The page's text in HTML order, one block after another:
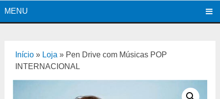
MENU
Início » Loja » Pen Drive com Músicas POP
INTERNACIONAL